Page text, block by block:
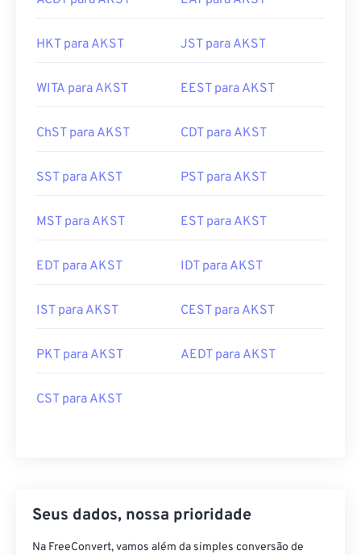
HKT para AKST JST para AKST
WITA para AKST EEST para AKST
ChST para AKST CDT para AKST
SST para AKST PST para AKST
MST para AKST EST para AKST
EDT para AKST IDT para AKST
IST para AKST CEST para AKST
PKT para AKST AEDT para AKST
CST para AKST
Seus dados, nossa prioridade
Na FreeConvert, vamos além da simples conversão de